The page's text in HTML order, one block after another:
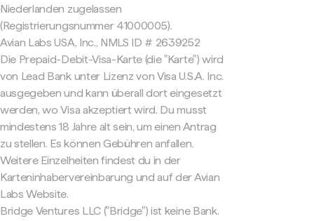
Niederlanden zugelassen
(Registrierungsnummer 41000005).
Avian Labs USA, Inc., NMLS ID # 2639252
Die Prepaid-Debit-Visa-Karte (die "Karte") wird
von Lead Bank unter Lizenz von Visa U.S.A. Inc.
ausgegeben und kann überall dort eingesetzt
werden, wo Visa akzeptiert wird. Du musst
mindestens 18 Jahre alt sein, um einen Antrag
zu stellen. Es können Gebühren anfallen.
Weitere Einzelheiten findest du in der
Karteninhabervereinbarung und auf der Avian
Labs Website.
Bridge Ventures LLC ("Bridge") ist keine Bank.